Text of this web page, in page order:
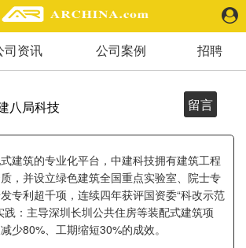
司资讯 公司案例 招聘
八局科技 留言
建筑的专业化平台，中建科技拥有建筑工程
，并设立绿色建筑全国重点实验室、院士专
专利超千项，连续四年获评国资委“科改示范
践：主导深圳长圳公共住房等装配式建筑项
少80%、工期缩短30%的成效。